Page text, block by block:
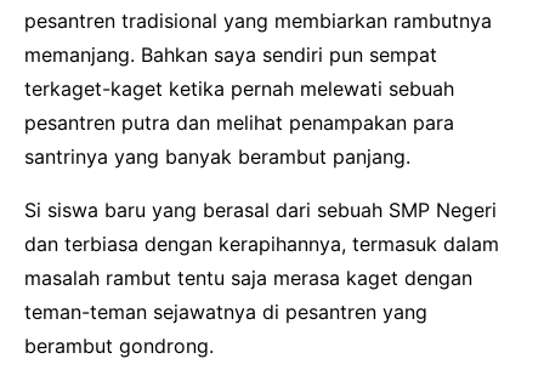
pesantren tradisional yang membiarkan rambutnya
memanjang. Bahkan saya sendiri pun sempat
terkaget-kaget ketika pernah melewati sebuah
pesantren putra dan melihat penampakan para
santrinya yang banyak berambut panjang.
Si siswa baru yang berasal dari sebuah SMP Negeri
dan terbiasa dengan kerapihannya, termasuk dalam
masalah rambut tentu saja merasa kaget dengan
teman-teman sejawatnya di pesantren yang
berambut gondrong.